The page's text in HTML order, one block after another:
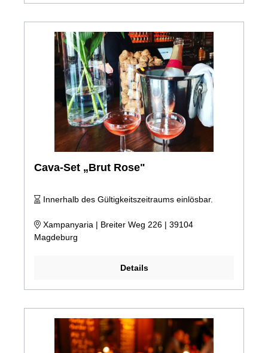
Cava-Set „Brut Rose"
Innerhalb des Gültigkeitszeitraums einlösbar.
Xampanyaria | Breiter Weg 226 | 39104
Magdeburg
Details